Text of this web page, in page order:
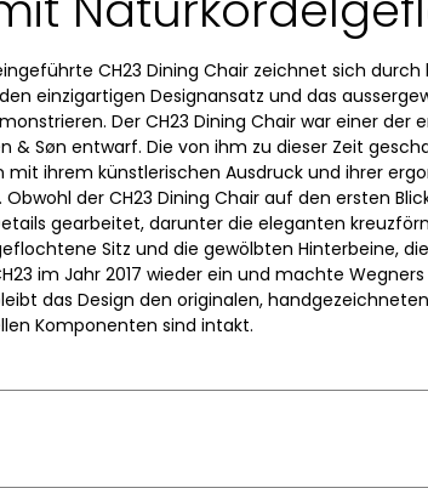
CH23 Dining Chair zeichnet sich
einzigartigen Designansatz und das
Der CH23 Dining Chair war einer der
& Søn entwarf. Die von ihm zu dieser Zeit
mit ihrem künstlerischen Ausdruck und ihrer
der CH23 Dining Chair auf den ersten
gearbeitet, darunter die eleganten
Sitz und die gewölbten Hinterbeine,
im Jahr 2017 wieder ein und machte
das Design den originalen,
Komponenten sind intakt.